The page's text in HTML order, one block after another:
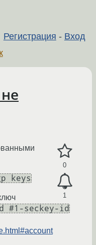
Регистрация - Вход
0
1
keys
#1-seckey-id